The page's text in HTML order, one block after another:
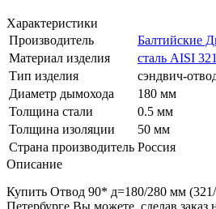
Характеристики
Производитель
Балтийские
Материал изделия
сталь AISI 321
Тип изделия
сэндвич-
Диаметр дымохода
180 мм
Толщина стали
0.5 мм
Толщина изоляции
50 мм
Страна производитель Россия
Описание
Купить Отвод 90* д=180/280 мм
Петербурге Вы можете, сделав заказ